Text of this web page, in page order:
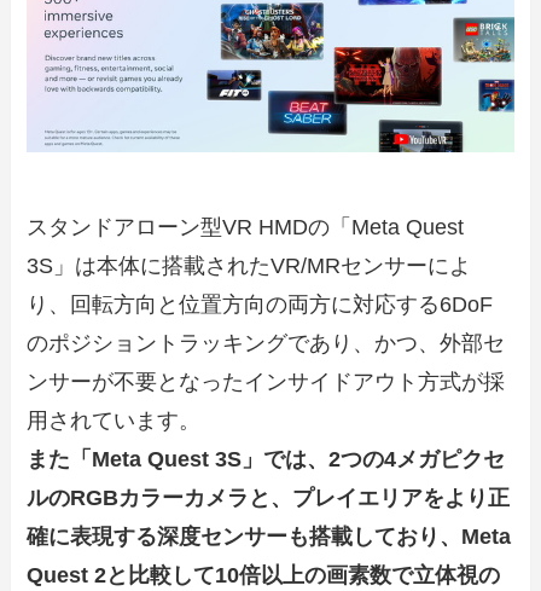
スタンドアローン型VR HMDの「Meta Quest
3S」は本体に搭載されたVR/MRセンサーによ
り、
回転方向と位置方向の両方に対応する6DoF
のポジショントラッキングであり、かつ、外部セ
ンサーが不要となったインサイドアウト方式が採
用されています。
また「Meta Quest 3S」では、2つの4メガピクセ
ルのRGBカラーカメラと、プレイエリアをより正
確に表現する深度センサーも搭載しており、Meta
Quest 2と比較して10倍以上の画素数で立体視の